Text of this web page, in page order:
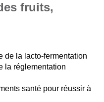
fruits,
de la lacto-fermentation
la réglementation
santé pour réussir à